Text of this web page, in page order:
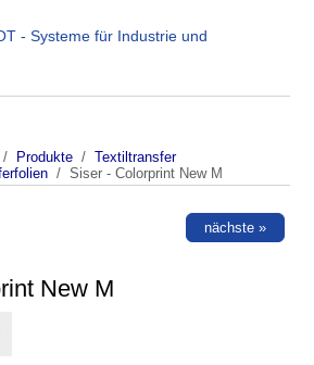
Produkte
Textiltransfer
Siser - Colorprint New M
nächste »
New M